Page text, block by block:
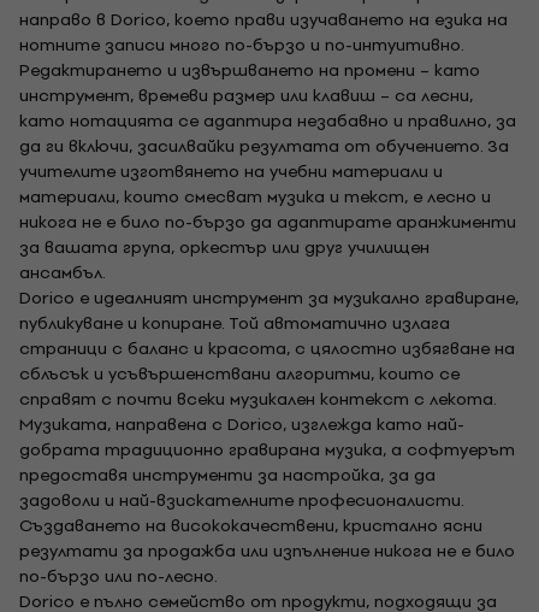
направо в Dorico, което прави изучаването на езика на
нотните записи много по-бързо и по-интуитивно.
Редактирането и извършването на промени – като
инструмент, времеви размер или клавиш – са лесни,
като нотацията се адаптира незабавно и правилно, за
да ги включи, засилвайки резултата от обучението. За
учителите изготвянето на учебни материали и
материали, които смесват музика и текст, е лесно и
никога не е било по-бързо да адаптирате аранжименти
за вашата група, оркестър или друг училищен
ансамбъл.
Dorico е идеалният инструмент за музикално гравиране,
публикуване и копиране. Той автоматично излага
страници с баланс и красота, с цялостно избягване на
сблъсък и усъвършенствани алгоритми, които се
справят с почти всеки музикален контекст с лекота.
Музиката, направена с Dorico, изглежда като най-
добрата традиционно гравирана музика, а софтуерът
предоставя инструменти за настройка, за да
задоволи и най-взискателните професионалисти.
Създаването на висококачествени, кристално ясни
резултати за продажба или изпълнение никога не е било
по-бързо или по-лесно.
Dorico е пълно семейство от продукти, подходящи за